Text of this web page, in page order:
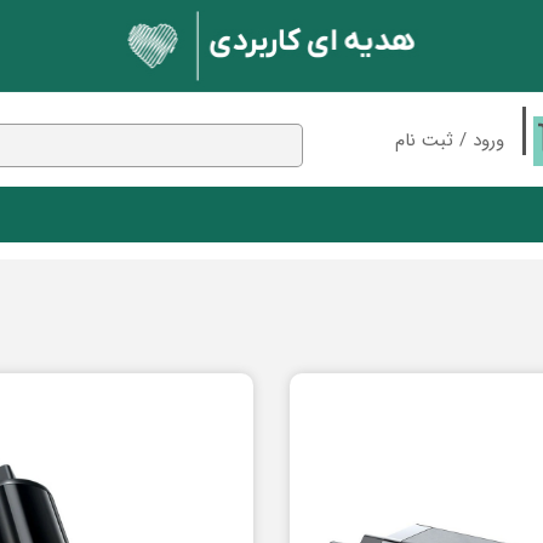
ورود / ثبت نام
کابل